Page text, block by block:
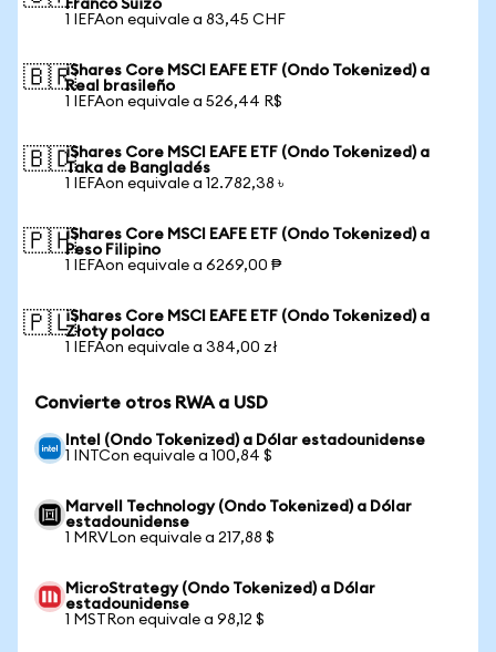
Franco Suizo
1 IEFAon equivale a 83,45 CHF
🇧🇷iShares Core MSCI EAFE ETF (Ondo Tokenized) a
Real brasileño
1 IEFAon equivale a 526,44 R$
🇧🇩iShares Core MSCI EAFE ETF (Ondo Tokenized) a
Taka de Bangladés
1 IEFAon equivale a 12.782,38 ৳
🇵🇭iShares Core MSCI EAFE ETF (Ondo Tokenized) a
Peso Filipino
1 IEFAon equivale a 6269,00 ₱
🇵🇱iShares Core MSCI EAFE ETF (Ondo Tokenized) a
Złoty polaco
1 IEFAon equivale a 384,00 zł
Convierte otros RWA a USD
Intel (Ondo Tokenized) a Dólar estadounidense
1 INTCon equivale a 100,84 $
Marvell Technology (Ondo Tokenized) a Dólar
estadounidense
1 MRVLon equivale a 217,88 $
MicroStrategy (Ondo Tokenized) a Dólar
estadounidense
1 MSTRon equivale a 98,12 $